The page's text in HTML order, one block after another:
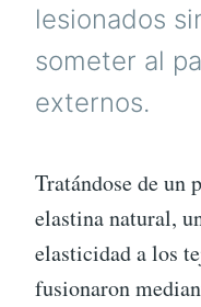
lesionados
someter al
externos.
Tratándose de un
elastina natural,
elasticidad a los
fusionaron